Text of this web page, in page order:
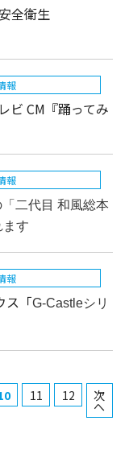
全衛生
報
ビ CM『踊ってみ
報
二代目 和風総本
す
報
ス「G-Castleシリ
11 12 次
へ